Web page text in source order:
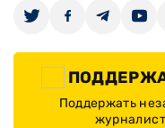
Поддержать